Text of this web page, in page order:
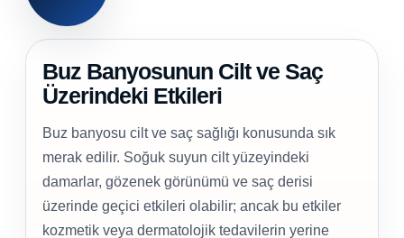
Buz Banyosunun Cilt ve Saç
Üzerindeki Etkileri
Buz banyosu cilt ve saç sağlığı konusunda sık
merak edilir. Soğuk suyun cilt yüzeyindeki
damarlar, gözenek görünümü ve saç derisi
üzerinde geçici etkileri olabilir; ancak bu etkiler
kozmetik veya dermatolojik tedavilerin yerine